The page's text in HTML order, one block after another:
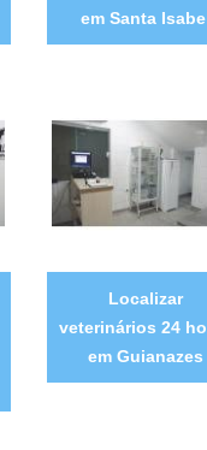
em Santa
Localizar
veterinários 24
em Guianazes